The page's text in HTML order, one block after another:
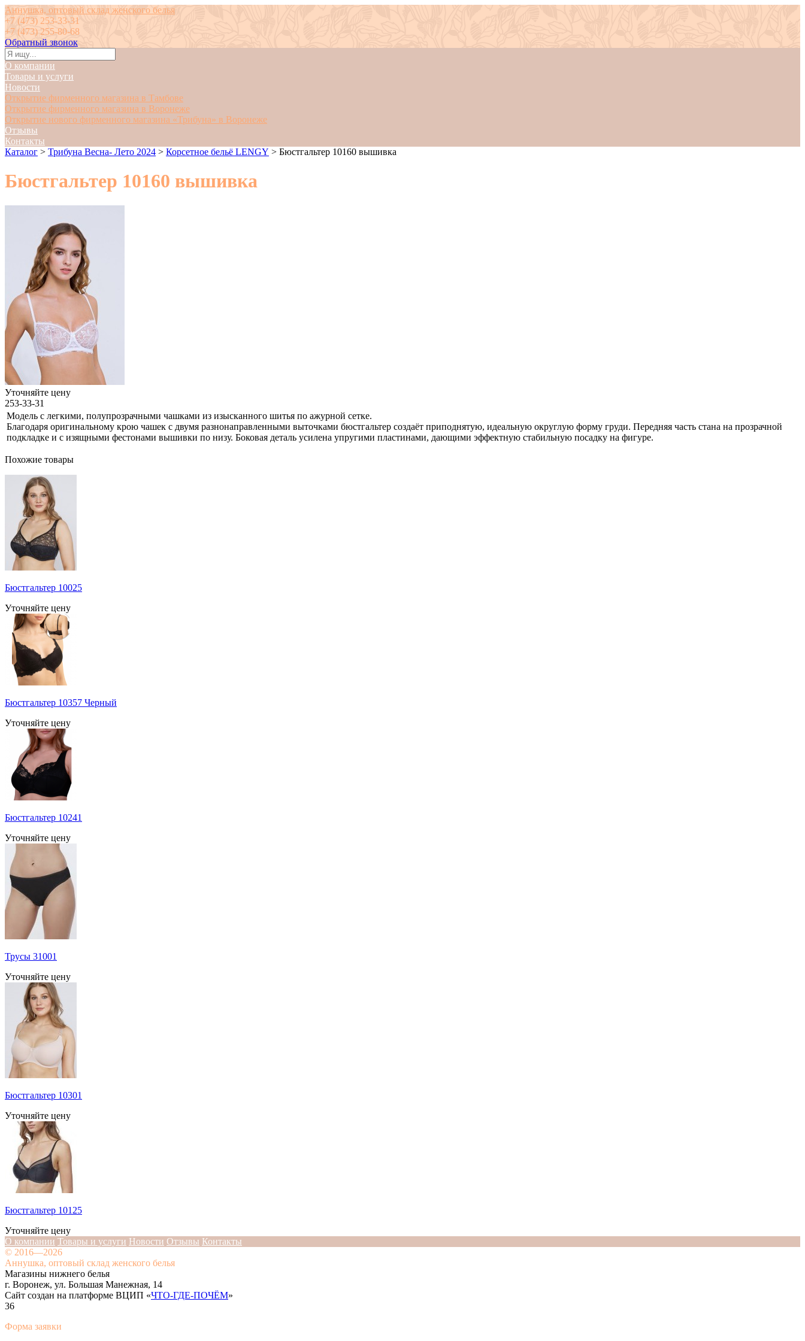
Аннушка, оптовый склад женского белья
+7 (473) 253-33-31
+7 (473) 255-80-68
Обратный звонок
О компании
Товары и услуги
Новости
Открытие фирменного магазина в Тамбове
Открытие фирменного магазина в Воронеже
Открытие нового фирменного магазина «Трибуна» в Воронеже
Отзывы
Контакты
Каталог > Трибуна Весна- Лето 2024 > Корсетное бельё LENGY > Бюстгальтер 10160 вышивка
Бюстгальтер 10160 вышивка
Уточняйте цену
253-33-31
Модель с легкими, полупрозрачными чашками из изысканного шитья по ажурной сетке.
Благодаря оригинальному крою чашек с двумя разнонаправленными выточками бюстгальтер создаёт приподнятую, идеальную округлую форму груди. Передняя часть стана на прозрачной
подкладке и с изящными фестонами вышивки по низу. Боковая деталь усилена упругими пластинами, дающими эффектную стабильную посадку на фигуре.
Похожие товары
Бюстгальтер 10025
Уточняйте цену
Бюстгальтер 10357 Черный
Уточняйте цену
Бюстгальтер 10241
Уточняйте цену
Трусы 31001
Уточняйте цену
Бюстгальтер 10301
Уточняйте цену
Бюстгальтер 10125
Уточняйте цену
О компании Товары и услуги Новости Отзывы Контакты
© 2016—2026
Аннушка, оптовый склад женского белья
Магазины нижнего белья
г. Воронеж, ул. Большая Манежная, 14
Сайт создан на платформе ВЦИП «ЧТО-ГДЕ-ПОЧЁМ»
36
Форма заявки